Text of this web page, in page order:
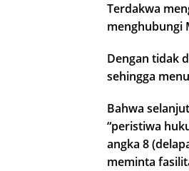
Terdakwa
menghubungi
Dengan tidak
sehingga
Bahwa
“peristiwa
angka 8
meminta